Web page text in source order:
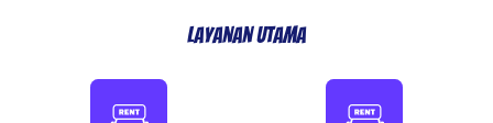
Layanan Utama